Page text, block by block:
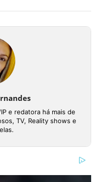
e redatora há mais de
TV, Reality shows e